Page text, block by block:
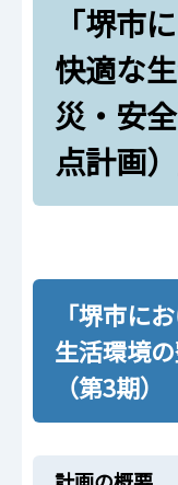
「堺市
快適な
災・安
点計画）
「堺市に
生活環境
（第3期）